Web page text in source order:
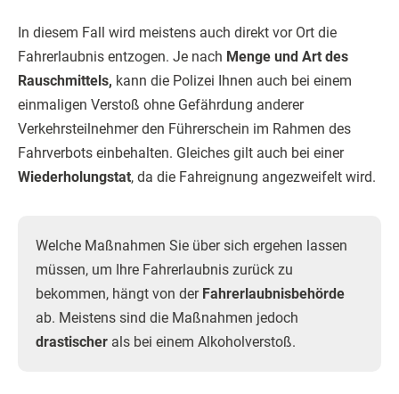
In diesem Fall wird meistens auch direkt vor Ort die
Fahrerlaubnis entzogen. Je nach Menge und Art des
Rauschmittels, kann die Polizei Ihnen auch bei einem
einmaligen Verstoß ohne Gefährdung anderer
Verkehrsteilnehmer den Führerschein im Rahmen des
Fahrverbots einbehalten. Gleiches gilt auch bei einer
Wiederholungstat, da die Fahreignung angezweifelt wird.
Welche Maßnahmen Sie über sich ergehen lassen
müssen, um Ihre Fahrerlaubnis zurück zu
bekommen, hängt von der Fahrerlaubnisbehörde
ab. Meistens sind die Maßnahmen jedoch
drastischer als bei einem Alkoholverstoß.